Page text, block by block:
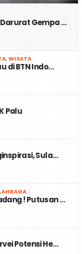
Gempa …
,WISATA
di BTN Indo…
Palu
Sula…
! Putusan …
Potensi He…